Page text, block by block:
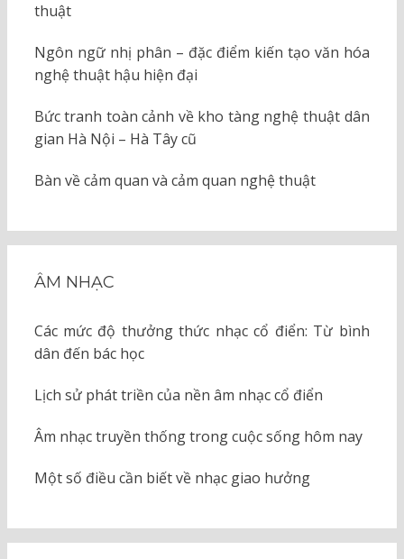
thuật
Ngôn ngữ nhị phân – đặc điểm kiến tạo văn hóa
nghệ thuật hậu hiện đại
Bức tranh toàn cảnh về kho tàng nghệ thuật dân
gian Hà Nội – Hà Tây cũ
Bàn về cảm quan và cảm quan nghệ thuật
ÂM NHẠC
Các mức độ thưởng thức nhạc cổ điển: Từ bình
dân đến bác học
Lịch sử phát triền của nền âm nhạc cổ điển
Âm nhạc truyền thống trong cuộc sống hôm nay
Một số điều cần biết về nhạc giao hưởng